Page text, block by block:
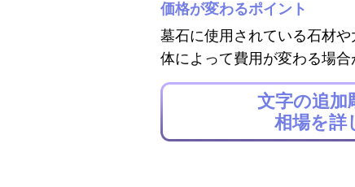
価格が変わるポイント
墓石に使用されている石材
体によって費用が変わる場合
文字の追加
相場を詳